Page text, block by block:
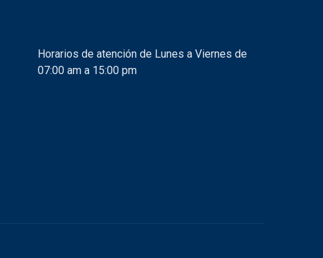
Horarios de atención de Lunes a Viernes de
07:00 am a 15:00 pm